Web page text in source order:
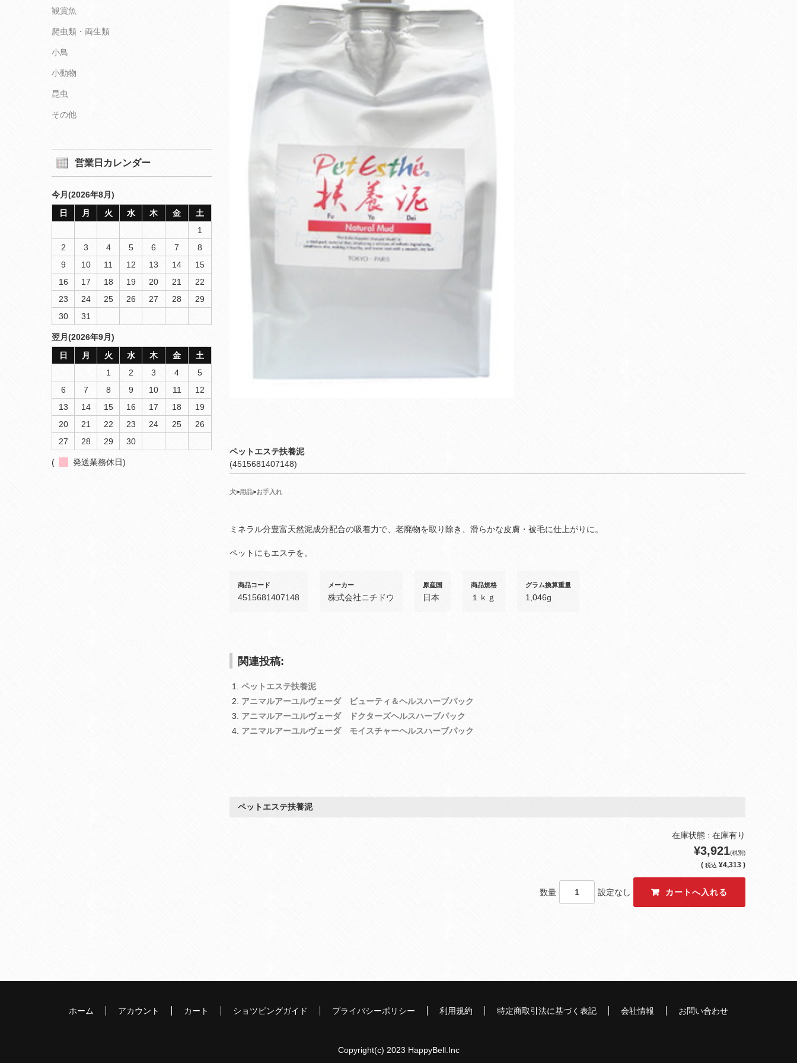
ペットエステ扶養泥
(4515681407148)
犬>用品>お手入れ
ミネラル分豊富天然泥成分配合の吸着力で、老廃物を取り除き、滑らかな皮膚・被毛に仕上がりに。
ペットにもエステを。
商品コード
4515681407148
メーカー
株式会社ニチドウ
原産国
日本
商品規格
１ｋｇ
グラム換算重量
1,046g
関連投稿:
ペットエステ扶養泥
アニマルアーユルヴェーダ ビューティ＆ヘルスハーブパック
アニマルアーユルヴェーダ ドクターズヘルスハーブパック
アニマルアーユルヴェーダ モイスチャーヘルスハーブパック
ペットエステ扶養泥
在庫状態 : 在庫有り
¥3,921(税別)
( 税込 ¥4,313 )
数量 設定なし
観賞魚
爬虫類・両生類
小鳥
小動物
昆虫
その他
営業日カレンダー
今月(2026年8月)
日
月 火 水 木 金
土
1
2
3 4 5 6 7
8
9
10 11 12 13 14
15
16
17 18 19 20 21
22
23
24 25 26 27 28
29
30
31
翌月(2026年9月)
日
月 火 水 木 金
土
1
2 3 4
5
6
7 8 9 10 11
12
13
14 15 16 17 18
19
20
21 22 23 24 25
26
27
28 29 30
( 発送業務休日)
ホーム アカウント カート ショツピングガイド プライバシーポリシー 利用規約 特定商取引法に基づく表記 会社情報 お問い合わせ
Copyright(c) 2023 HappyBell.Inc